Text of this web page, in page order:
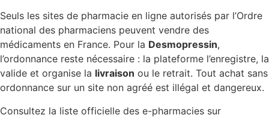
Seuls les sites de pharmacie en ligne autorisés par l’Ordre
national des pharmaciens peuvent vendre des
médicaments en France. Pour la Desmopressin,
l’ordonnance reste nécessaire : la plateforme l’enregistre, la
valide et organise la livraison ou le retrait. Tout achat sans
ordonnance sur un site non agréé est illégal et dangereux.
Consultez la liste officielle des e-pharmacies sur